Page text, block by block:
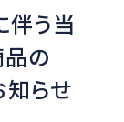
伴う当
の
らせ